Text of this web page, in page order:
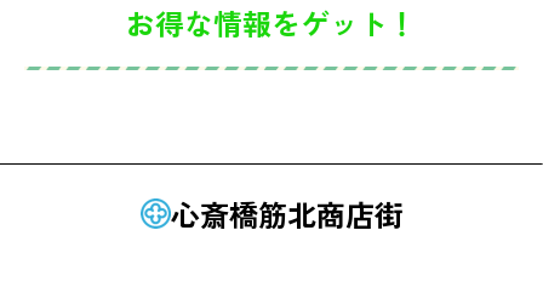
お得な情報をゲット！
心斎橋筋北商店街